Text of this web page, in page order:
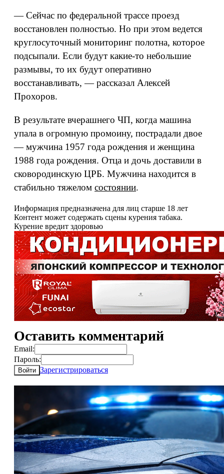
— Сейчас по федеральной трассе проезд
восстановлен полностью. Но при этом ведется
круглосуточный мониторинг полотна, которое
подсыпали. Если будут какие-то небольшие
размывы, то их будут оперативно
восстанавливать, — рассказал Алексей
Прохоров.
В результате вчерашнего ЧП, когда машина
упала в огромную промоину, пострадали двое
— мужчина 1957 года рождения и женщина
1988 года рождения. Отца и дочь доставили в
сковородинскую ЦРБ. Мужчина находится в
стабильно тяжелом состоянии.
Информация предназначена для лиц старше 18 лет
Контент может содержать сцены курения табака.
Курение вредит здоровью
Оставить комментарий
Email:
Пароль:
Войти Зарегистрироваться